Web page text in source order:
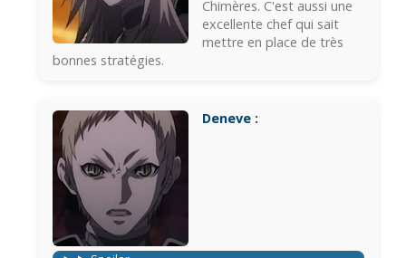
Chimères. C'est aussi une
excellente chef qui sait
mettre en place de très
bonnes stratégies.
Deneve :